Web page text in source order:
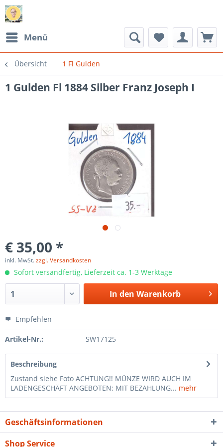
Menü
Übersicht 1 Fl Gulden
1 Gulden Fl 1884 Silber Franz Joseph I
€ 35,00 *
inkl. MwSt.zzgl. Versandkosten
Sofort versandfertig, Lieferzeit ca. 1-3 Werktage
In den Warenkorb
Empfehlen
Artikel-Nr.: SW17125
Beschreibung
Zustand siehe Foto ACHTUNG!! MÜNZE WIRD AUCH IM
LADENGESCHÄFT ANGEBOTEN: MIT BEZAHLUNG... mehr
Geschäftsinformationen
Shop Service